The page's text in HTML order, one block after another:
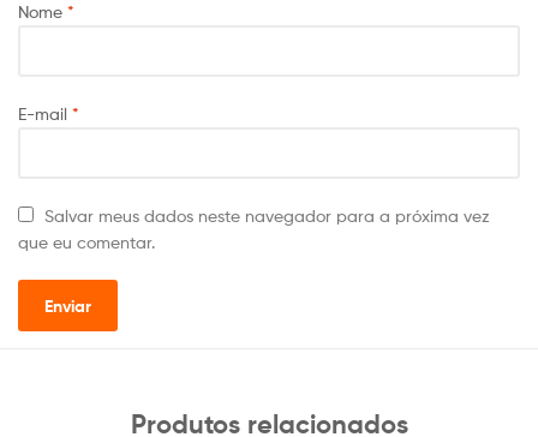
Nome *
E-mail *
Salvar meus dados neste navegador para a próxima vez
que eu comentar.
Produtos relacionados